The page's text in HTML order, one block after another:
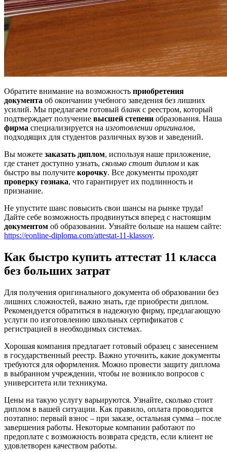
Обратите внимание на возможность приобретения
документа об окончании учебного заведения без лишних
усилий. Мы предлагаем готовый бланкс реестром, который
подтверждает получение высшей степени образования. Наша
фирма специализируется на изготовлении оригиналов,
подходящих для студентов различных вузов и заведений.
Вы можете заказать диплом, используя наше приложение,
где станет доступно узнать, сколько стоит диплом и как
быстро вы получите корочку. Все документы проходят
проверку гознака, что гарантирует их подлинность и
признание.
Не упустите шанс повысить свои шансы на рынке труда!
Дайте себе возможность продвинуться вперед с настоящим
документом об образовании. Узнайте больше на нашем сайте:
https://eonline-diploma.com/attestat-11-klassov.
Как быстро купить аттестат 11 класса
без больших затрат
Для получения оригинального документа об образовании без
лишних сложностей, важно знать, где приобрести диплом.
Рекомендуется обратиться в надежную фирму, предлагающую
услуги по изготовлению школьных сертификатов с
регистрацией в необходимых системах.
Хорошая компания предлагает готовый образец с занесением
в государственный реестр. Важно уточнить, какие документы
требуются для оформления. Можно провести защиту диплома
в выбранном учреждении, чтобы не возникло вопросов с
университета или техникума.
Цены на такую услугу варьируются. Узнайте, сколько стоит
диплом в вашей ситуации. Как правило, оплата проводится
поэтапно: первый взнос – при заказе, остальная сумма – после
завершения работы. Некоторые компании работают по
предоплате с возможность возврата средств, если клиент не
удовлетворен качеством работы.